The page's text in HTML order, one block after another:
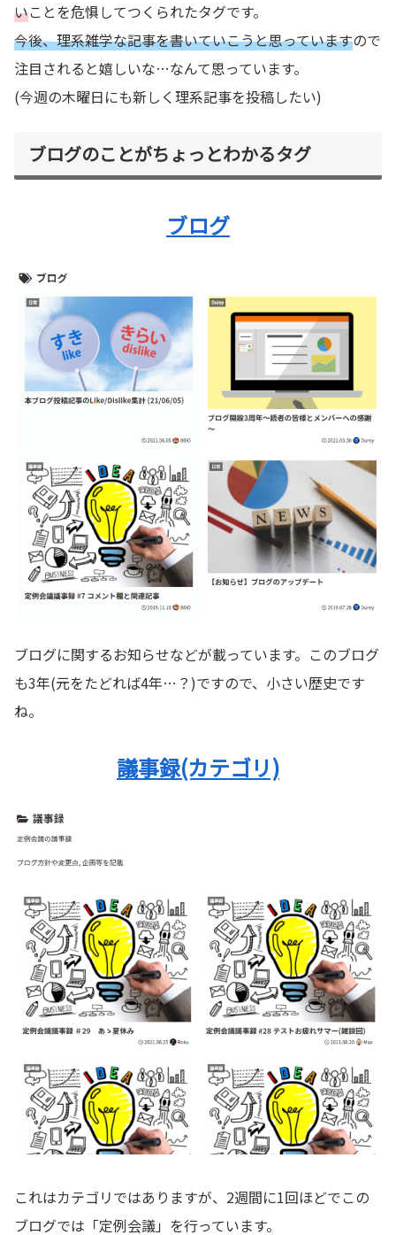
いことを危惧してつくられたタグです。
今後、理系雑学な記事を書いていこうと思っていますので
注目されると嬉しいな…なんて思っています。
(今週の木曜日にも新しく理系記事を投稿したい)
ブログのことがちょっとわかるタグ
ブログ
ブログに関するお知らせなどが載っています。このブログ
も3年(元をたどれば4年…？)ですので、小さい歴史です
ね。
議事録(カテゴリ)
これはカテゴリではありますが、2週間に1回ほどでこの
ブログでは「定例会議」を行っています。